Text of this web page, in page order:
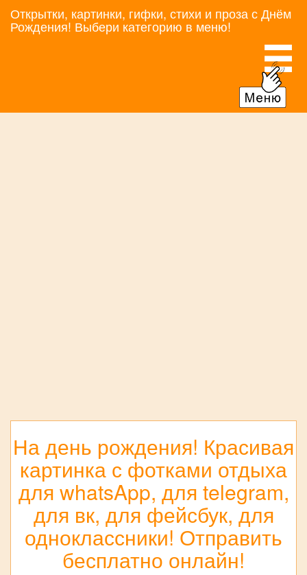
Открытки, картинки, гифки, стихи и проза с Днём
Рождения! Выбери категорию в меню!
На день рождения! Красивая
картинка с фотками отдыха
для whatsApp, для telegram,
для вк, для фейсбук, для
одноклассники! Отправить
бесплатно онлайн!